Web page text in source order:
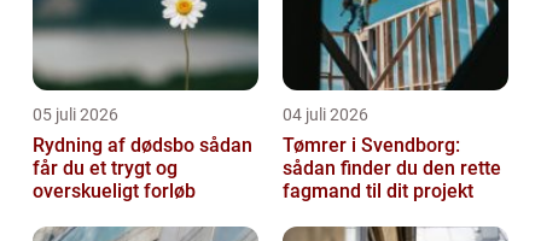
05 juli 2026
Rydning af dødsbo sådan
får du et trygt og
overskueligt forløb
04 juli 2026
Tømrer i Svendborg:
sådan finder du den rette
fagmand til dit projekt